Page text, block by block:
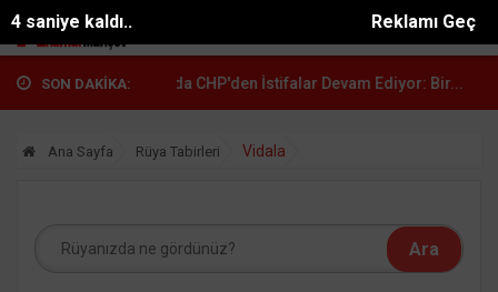
Reklamı Geç
3 saniye kaldı..
SON DAKİKA:
Anamur'da CHP'den İstifalar Devam Ediyor: Bir... Çetin
Ana Sayfa Rüya Tabirleri Vidala